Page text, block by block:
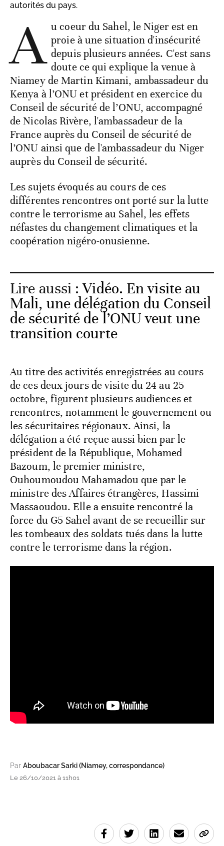
autorités du pays.
A u coeur du Sahel, le Niger est en
proie à une situation d'insécurité
depuis plusieurs années. C'est sans
doute ce qui explique la venue à
Niamey de Martin Kimani, ambassadeur du
Kenya à l’ONU et président en exercice du
Conseil de sécurité de l’ONU, accompagné
de Nicolas Rivère, l'ambassadeur de la
France auprès du Conseil de sécurité de
l’ONU ainsi que de l'ambassadeur du Niger
auprès du Conseil de sécurité.
Les sujets évoqués au cours de ces
différentes rencontres ont porté sur la lutte
contre le terrorisme au Sahel, les effets
néfastes du changement climatiques et la
coopération nigéro-onusienne.
Lire aussi :Vidéo. En visite au
Mali, une délégation du Conseil
de sécurité de l’ONU veut une
transition courte
Au titre des activités enregistrées au cours
de ces deux jours de visite du 24 au 25
octobre, figurent plusieurs audiences et
rencontres, notamment le gouvernement ou
les sécuritaires régionaux. Ainsi, la
délégation a été reçue aussi bien par le
président de la République, Mohamed
Bazoum, le premier ministre,
Ouhoumoudou Mahamadou que par le
ministre des Affaires étrangères, Hassimi
Massaoudou. Elle a ensuite rencontré la
force du G5 Sahel avant de se recueillir sur
les tombeaux des soldats tués dans la lutte
contre le terrorisme dans la région.
Par Aboubacar Sarki (Niamey, correspondance)
Le 26/10/2021 à 11h01